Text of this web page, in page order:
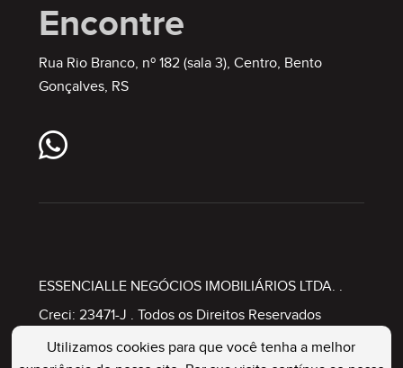
Encontre
Rua Rio Branco, nº 182 (sala 3), Centro, Bento
Gonçalves, RS
ESSENCIALLE NEGÓCIOS IMOBILIÁRIOS LTDA. .
Creci: 23471-J . Todos os Direitos Reservados
Utilizamos cookies para que você tenha a melhor